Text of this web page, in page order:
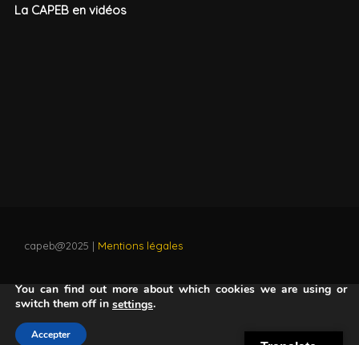
La CAPEB en vidéos
capeb@2025 | Mentions légales
You can find out more about which cookies we are using or
switch them off in settings.
Accepter